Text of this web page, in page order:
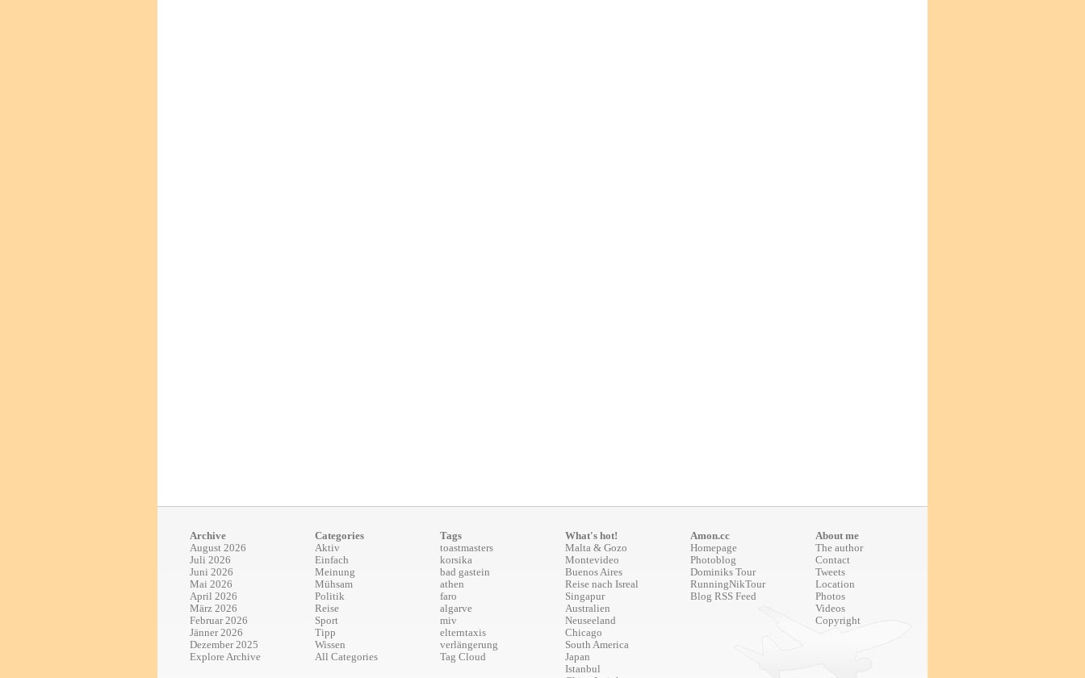
Archive
August 2026
Juli 2026
Juni 2026
Mai 2026
April 2026
März 2026
Februar 2026
Jänner 2026
Dezember 2025
Explore Archive
Categories
Aktiv
Einfach
Meinung
Mühsam
Politik
Reise
Sport
Tipp
Wissen
All Categories
Tags
toastmasters
korsika
bad gastein
athen
faro
algarve
miv
elterntaxis
verlängerung
Tag Cloud
What's hot!
Malta & Gozo
Montevideo
Buenos Aires
Reise nach Isreal
Singapur
Australien
Neuseeland
Chicago
South America
Japan
Istanbul
Amon.cc
Homepage
Photoblog
Dominiks Tour
RunningNikTour
Blog RSS Feed
About me
The author
Contact
Tweets
Location
Photos
Videos
Copyright